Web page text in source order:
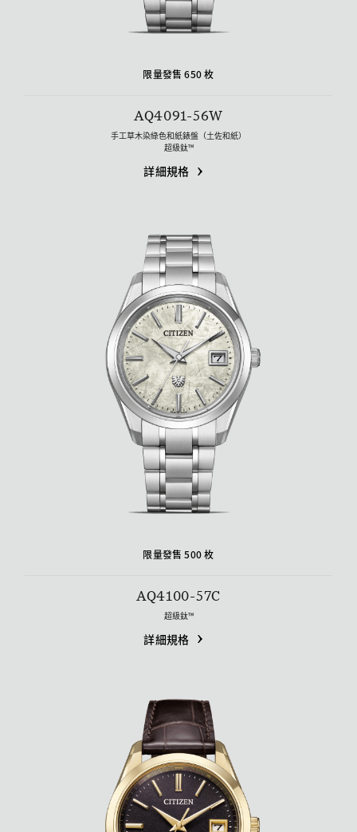
限量發售 650 枚
AQ4091-56W
手工草木染綠色和紙錶盤（土佐和紙）
超級鈦™
詳細規格
限量發售 500 枚
AQ4100-57C
超級鈦™
詳細規格